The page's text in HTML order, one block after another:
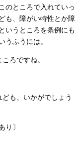
のところで入れていっ
も、障がい特性とか障
いうところを条例にも
うふうには。
ろですね。
も、いかがでしょう
〕